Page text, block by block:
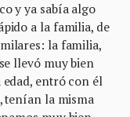
y ya sabía algo
a la familia, de
la familia,
llevó muy bien
entró con él
tenían la misma